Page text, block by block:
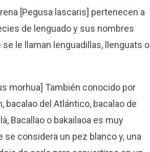
[Pegusa lascaris] pertenecen a
de lenguado y sus nombres
le llaman lenguadillas, llenguats o
morhua] También conocido por
bacalao del Atlántico, bacalao de
Bacallao o bakailaoa es muy
se considera un pez blanco y, una